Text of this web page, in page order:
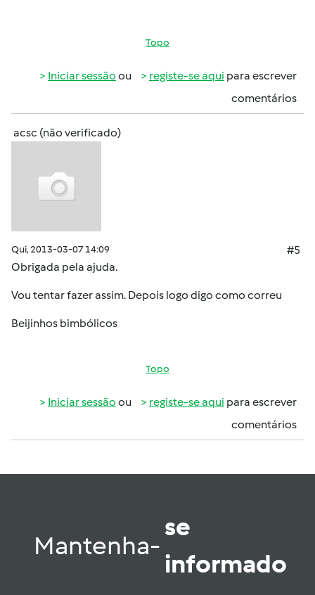
Topo
Iniciar sessão ou registe-se aqui para escrever
comentários
acsc (não verificado)
Qui, 2013-03-07 14:09
#5
Obrigada pela ajuda.
Vou tentar fazer assim. Depois logo digo como correu
Beijinhos bimbólicos
Topo
Iniciar sessão ou registe-se aqui para escrever
comentários
Mantenha-
se
informado